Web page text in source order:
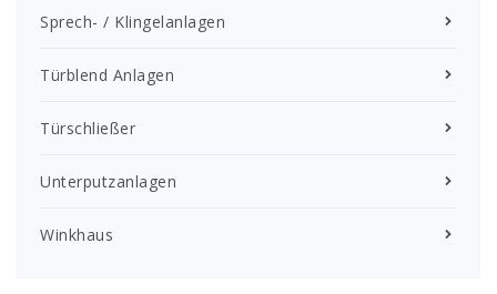
Sprech- / Klingelanlagen
Türblend Anlagen
Türschließer
Unterputzanlagen
Winkhaus